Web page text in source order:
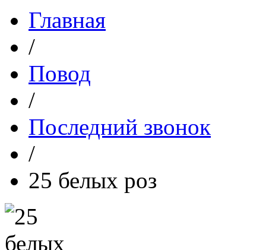
Главная
/
Повод
/
Последний звонок
/
25 белых роз